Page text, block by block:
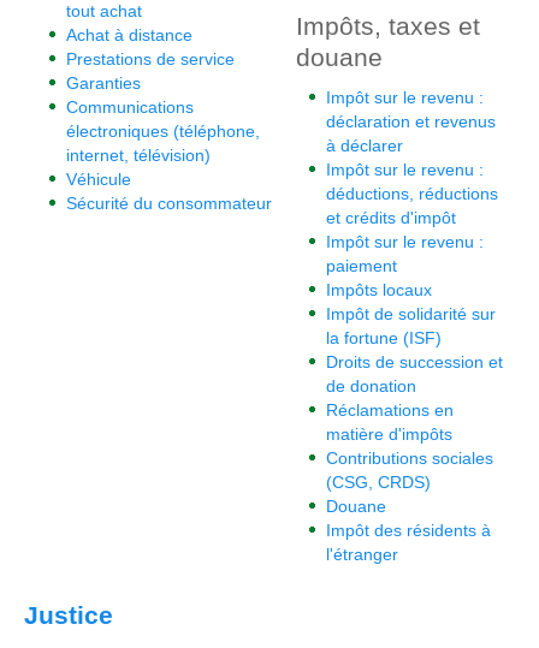
tout achat
Achat à distance
Prestations de service
Garanties
Communications
électroniques (téléphone,
internet, télévision)
Véhicule
Sécurité du consommateur
Impôts, taxes et
douane
Impôt sur le revenu :
déclaration et revenus
à déclarer
Impôt sur le revenu :
déductions, réductions
et crédits d'impôt
Impôt sur le revenu :
paiement
Impôts locaux
Impôt de solidarité sur
la fortune (ISF)
Droits de succession et
de donation
Réclamations en
matière d'impôts
Contributions sociales
(CSG, CRDS)
Douane
Impôt des résidents à
l'étranger
Justice